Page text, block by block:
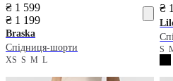
₴ 1 599
₴ 1 199
Braska
Спідниця-шорти
XS S M L
₴
S